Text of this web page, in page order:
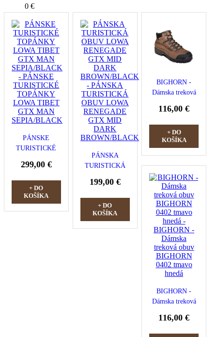
0 €
PÁNSKE
TURISTICKÉ
LOWA TIBET
SEPIA/BLACK
299,00 €
+ DO
KOŠÍKA
PÁNSKA
TURISTICKÁ
RENEGADE
DARK
BROWN/BLACK
199,00 €
+ DO
KOŠÍKA
BIGHORN -
Dámska treková
0410 hnedá
116,00 €
+ DO
KOŠÍKA
BIGHORN -
Dámska treková
0402 tmavo
hnedá
116,00 €